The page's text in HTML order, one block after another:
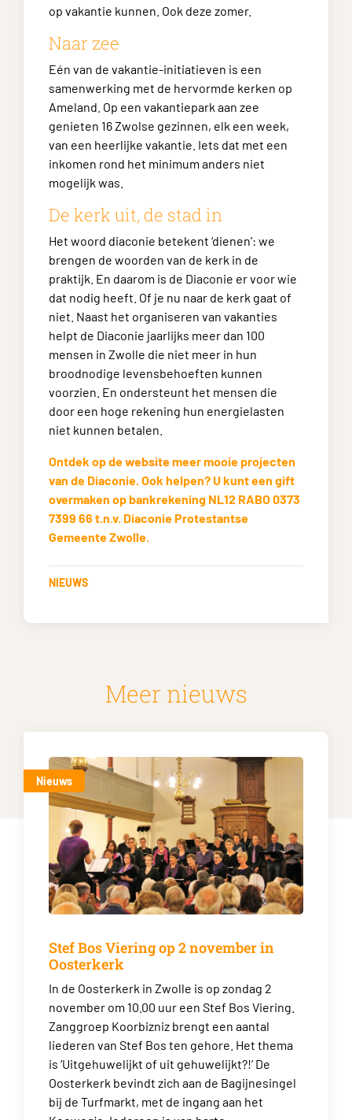
op vakantie kunnen. Ook deze zomer.
Naar zee
Eén van de vakantie-initiatieven is een
samenwerking met de hervormde kerken op
Ameland. Op een vakantiepark aan zee
genieten 16 Zwolse gezinnen, elk een week,
van een heerlijke vakantie. Iets dat met een
inkomen rond het minimum anders niet
mogelijk was.
De kerk uit, de stad in
Het woord diaconie betekent ‘dienen’: we
brengen de woorden van de kerk in de
praktijk. En daarom is de Diaconie er voor wie
dat nodig heeft. Of je nu naar de kerk gaat of
niet. Naast het organiseren van vakanties
helpt de Diaconie jaarlijks meer dan 100
mensen in Zwolle die niet meer in hun
broodnodige levensbehoeften kunnen
voorzien. En ondersteunt het mensen die
door een hoge rekening hun energielasten
niet kunnen betalen.
Ontdek op dewebsitemeer mooie projecten
van de Diaconie. Ook helpen? U kunt een gift
overmaken op bankrekening NL12 RABO 0373
7399 66 t.n.v. Diaconie Protestantse
Gemeente Zwolle.
NIEUWS
Meer nieuws
Nieuws
Stef Bos Viering op 2 november in
Oosterkerk
In de Oosterkerk in Zwolle is op zondag 2
november om 10.00 uur een Stef Bos Viering.
Zanggroep Koorbizniz brengt een aantal
liederen van Stef Bos ten gehore. Het thema
is ‘Uitgehuwelijkt of uit gehuwelijkt?!’ De
Oosterkerk bevindt zich aan de Bagijnesingel
bij de Turfmarkt, met de ingang aan het